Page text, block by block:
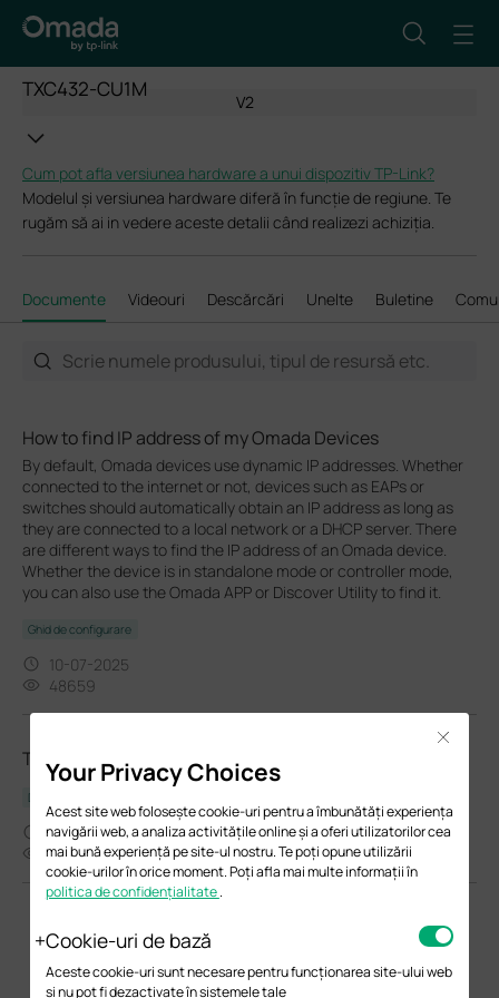
TXC432-CU1M
V2
Cum pot afla versiunea hardware a unui dispozitiv TP-Link?
Modelul și versiunea hardware diferă în funcție de regiune. Te
rugăm să ai in vedere aceste detalii când realizezi achiziția.
Documente Videouri Descărcări Unelte Buletine
How to find IP address of my Omada Devices
By default, Omada devices use dynamic IP addresses. Whether
connected to the internet or not, devices such as EAPs or
switches should automatically obtain an IP address as long as
they are connected to a local network or a DHCP server. There
are different ways to find the IP address of an Omada device.
Whether the device is in standalone mode or controller mode,
you can also use the Omada APP or Discover Utility to find it.
Ghid de configurare
10-07-2025
48659
TXC432-CU1M(UN)_V2_Datasheet
Datasheet
01-21-2020
6413
Your Privacy Choices
Acest site web folosește cookie-uri pentru a îmbunătăți experiența
navigării web, a analiza activitățile online și a oferi utilizatorilor cea
mai bună experiență pe site-ul nostru. Te poți opune utilizării
cookie-urilor în orice moment. Poți afla mai multe informații în
politica de confidențialitate.
Cookie-uri de bază
Aceste cookie-uri sunt necesare pentru funcționarea site-ului web
și nu pot fi dezactivate în sistemele tale
Close